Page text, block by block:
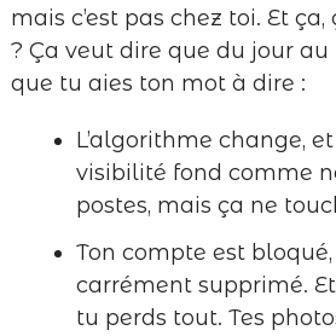
mais c’est pas chez toi. Et
? Ça veut dire que du jour
que tu aies ton mot à dire :
L’algorithme change,
visibilité fond comme
postes, mais ça ne
Ton compte est
carrément supprimé. Et
tu perds tout. Tes